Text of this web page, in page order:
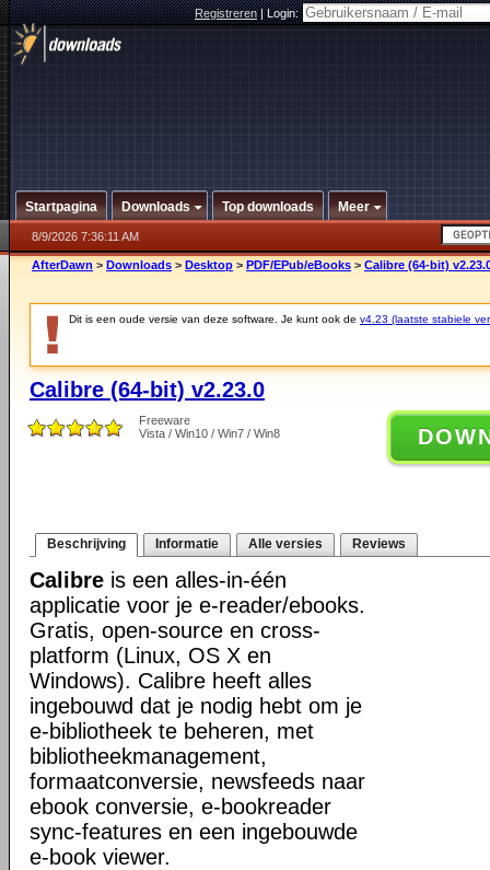
Registreren|Login:
Startpagina Downloads Top downloads Meer
8/9/2026 7:36:11 AM
AfterDawn > Downloads > Desktop > PDF/EPub/eBooks > Calibre (64-bit)
Dit is een oude versie van deze software. Je kunt ook de v4.23 (laatste stabiele
Calibre (64-bit) v2.23.0
Freeware
Vista / Win10 / Win7 / Win8
Beschrijving Informatie Alle versies Reviews
Calibre is een alles-in-één
applicatie voor je e-reader/ebooks.
Gratis, open-source en cross-
platform (Linux, OS X en
Windows). Calibre heeft alles
ingebouwd dat je nodig hebt om je
e-bibliotheek te beheren, met
bibliotheekmanagement,
formaatconversie, newsfeeds naar
ebook conversie, e-bookreader
sync-features en een ingebouwde
e-book viewer.